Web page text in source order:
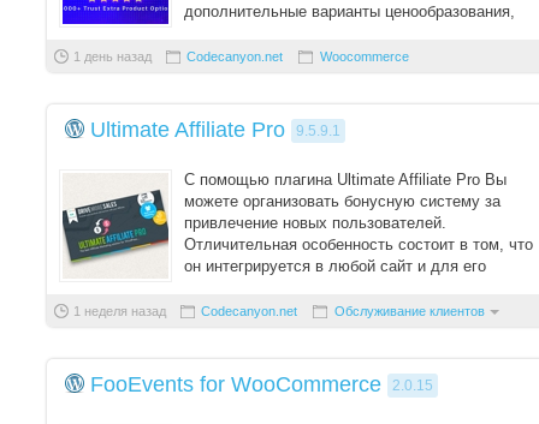
дополнительные варианты ценообразования,
1 день назад Codecanyon.net Woocommerce
Ultimate Affiliate Pro 9.5.9.1
С помощью плагина Ultimate Affiliate Pro Вы
можете организовать бонусную систему за
привлечение новых пользователей.
Отличительная особенность состоит в том, что
он интегрируется в любой сайт и для его
1 неделя назад Codecanyon.net Обслуживание клиентов
FooEvents for WooCommerce 2.0.15